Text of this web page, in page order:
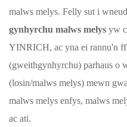
malws melys. Felly sut i
gynhyrchu malws melys yw
YINRICH, ac yna ei rannu'n
(gweithgynhyrchu) parhaus o
(losin/malws melys) mewn
malws melys enfys, malws
ac ati.